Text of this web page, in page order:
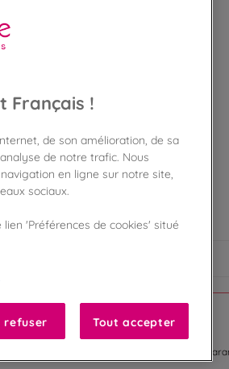
€
1 000g
Vérifier la disponibilité en magasin
Frais de port offert
dès 50€ d'achat
Gagnez 54 points de fidélité !
100
Français !
de son amélioration, de sa
de notre trafic. Nous
en ligne sur notre site,
sociaux.
'Préférences de cookies' situé
refuser Tout accepter